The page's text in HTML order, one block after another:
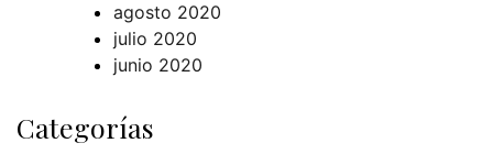
agosto 2020
julio 2020
junio 2020
Categorías